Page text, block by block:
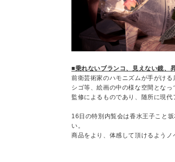
■乗れないブランコ、見えない鏡、
前衛芸術家のハモニズムが手がけ
シゴ等、絵画の中の様な空間とな
監修によるものであり、随所に現代
16日の特別内覧会は香水王子こと
い。
商品をより、体感して頂けるよう